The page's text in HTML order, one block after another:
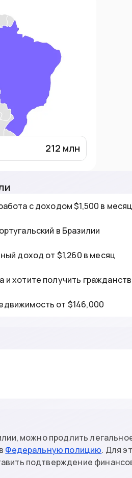
212 млн
с доходом $1,500 в месяц
в Бразилии
доход от $1,260 в месяц
и хотите получить
от $146,000
можно продлить
Федеральную полицию. Для
подтверждение